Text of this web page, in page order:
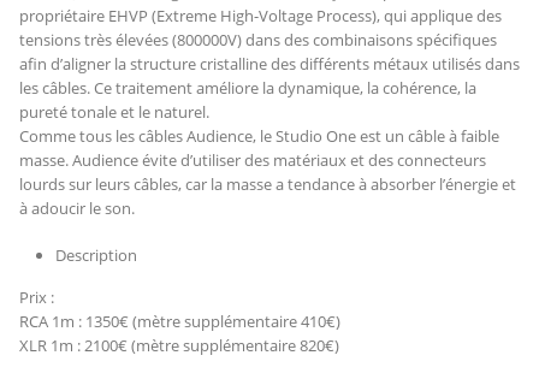
propriétaire EHVP (Extreme High-Voltage Process), qui applique des
tensions très élevées (800000V) dans des combinaisons spécifiques
afin d’aligner la structure cristalline des différents métaux utilisés dans
les câbles. Ce traitement améliore la dynamique, la cohérence, la
pureté tonale et le naturel.
Comme tous les câbles Audience, le Studio One est un câble à faible
masse. Audience évite d’utiliser des matériaux et des connecteurs
lourds sur leurs câbles, car la masse a tendance à absorber l’énergie et
à adoucir le son.
Description
Prix :
RCA 1m : 1350€ (mètre supplémentaire 410€)
XLR 1m : 2100€ (mètre supplémentaire 820€)